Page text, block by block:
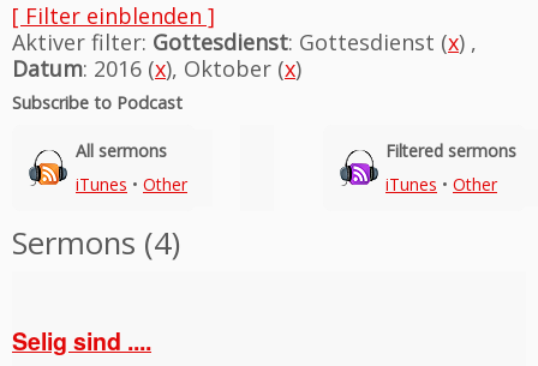
[ Filter einblenden ]
Aktiver filter: Gottesdienst: Gottesdienst (x) ,
Datum: 2016 (x), Oktober (x)
Subscribe to Podcast
All sermons
iTunes • Other
Filtered sermons
iTunes • Other
Sermons (4)
Selig sind ....